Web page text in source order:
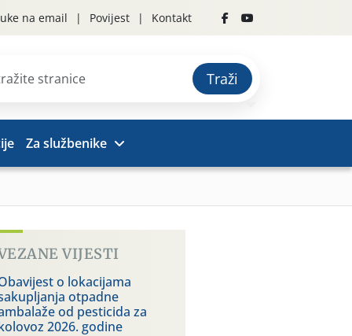
na email Povijest Kontakt
Traži
Za službenike
VIJESTI
o lokacijama
otpadne
od pesticida za
2026. godine